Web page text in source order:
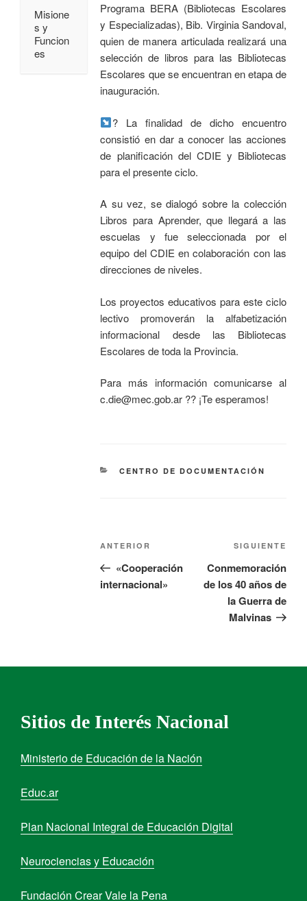
Programa BERA (Bibliotecas Escolares
y Especializadas), Bib. Virginia Sandoval,
quien de manera articulada realizará una
selección de libros para las Bibliotecas
Escolares que se encuentran en etapa de
inauguración.
? La finalidad de dicho encuentro
consistió en dar a conocer las acciones
de planificación del CDIE y Bibliotecas
para el presente ciclo.
A su vez, se dialogó sobre la colección
Libros para Aprender, que llegará a las
escuelas y fue seleccionada por el
equipo del CDIE en colaboración con las
direcciones de niveles.
Los proyectos educativos para este ciclo
lectivo promoverán la alfabetización
informacional desde las Bibliotecas
Escolares de toda la Provincia.
Para más información comunicarse al
c.die@mec.gob.ar ?? ¡Te esperamos!
CENTRO DE DOCUMENTACIÓN
ANTERIOR
«Cooperación
internacional»
SIGUIENTE
Conmemoración
de los 40 años de
la Guerra de
Malvinas
Misione
s y
Funcion
es
Sitios de Interés Nacional
Ministerio de Educación de la Nación
Educ.ar
Plan Nacional Integral de Educación Digital
Neurociencias y Educación
Fundación Crear Vale la Pena